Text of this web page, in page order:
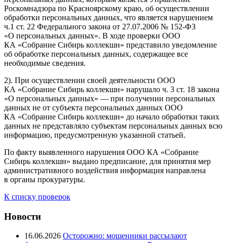
Роскомнадзора по Красноярскому краю, об осуществлении
обработки персональных данных, что является нарушением
ч.1 ст. 22 Федерального закона от 27.07.2006 № 152-ФЗ
«О персональных данных». В ходе проверки ООО
КА «Собрание Сибирь коллекшн» представило уведомление
об обработке персональных данных, содержащее все
необходимые сведения.
2). При осуществлении своей деятельности ООО
КА «Собрание Сибирь коллекшн» нарушало ч. 3 ст. 18 закона
«О персональных данных» — при получении персональных
данных не от субъекта персональных данных ООО
КА «Собрание Сибирь коллекшн» до начало обработки таких
данных не представляло субъектам персональных данных всю
информацию, предусмотренную указанной статьей.
По факту выявленного нарушения ООО КА «Собрание
Сибирь коллекшн» выдано предписание, для принятия мер
административного воздействия информация направлена
в органы прокуратуры.
К списку проверок
Новости
16.06.2026 Осторожно: мошенники рассылают